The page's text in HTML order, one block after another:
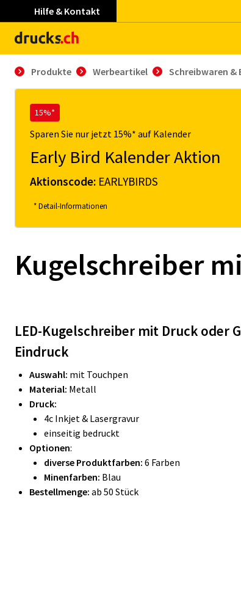
Hilfe & Kontakt
Produkte Werbeartikel Schreibwaren
15%*
Sparen Sie nur jetzt 15%* auf Kalender
Early Bird Kalender Aktion
Aktionscode: EARLYBIRDS
* Detail-Informationen
Kugelschreiber
LED-Kugelschreiber mit Druck oder
Eindruck
Auswahl: mit Touchpen
Material: Metall
Druck:
4c Inkjet & Lasergravur
einseitig bedruckt
Optionen:
diverse Produktfarben: 6 Farben
Minenfarben: Blau
Bestellmenge: ab 50 Stück